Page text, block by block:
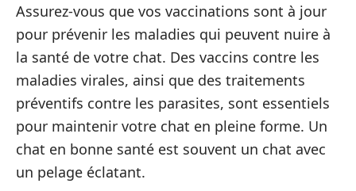
Assurez-vous que vos vaccinations sont à jour
pour prévenir les maladies qui peuvent nuire à
la santé de votre chat. Des vaccins contre les
maladies virales, ainsi que des traitements
préventifs contre les parasites, sont essentiels
pour maintenir votre chat en pleine forme. Un
chat en bonne santé est souvent un chat avec
un pelage éclatant.